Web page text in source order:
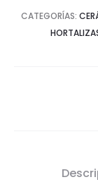
CATEGORÍAS: